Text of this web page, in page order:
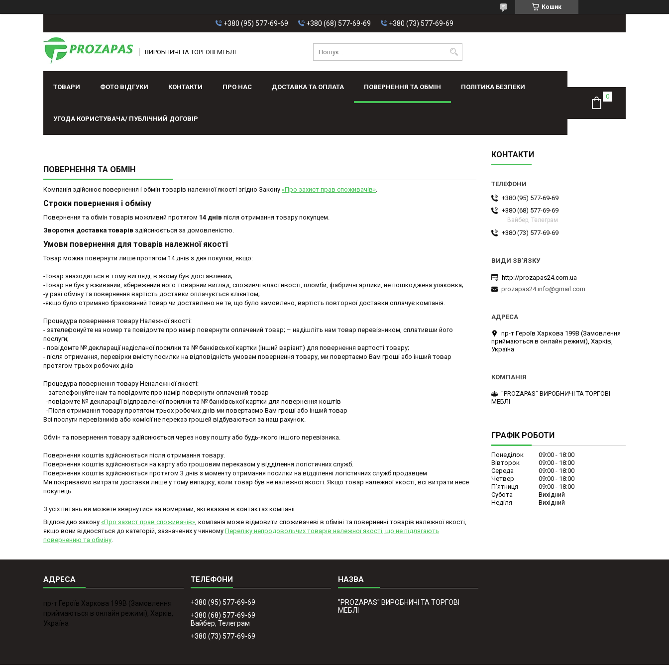
Кошик
+380 (95) 577-69-69 +380 (68) 577-69-69 +380 (73) 577-69-69
ВИРОБНИЧІ ТА ТОРГОВІ МЕБЛІ
ТОВАРИ ФОТО ВІДГУКИ КОНТАКТИ ПРО НАС ДОСТАВКА ТА ОПЛАТА ПОВЕРНЕННЯ ТА ОБМІН ПОЛІТИКА БЕЗПЕКИ
УГОДА КОРИСТУВАЧА/ ПУБЛІЧНИЙ ДОГОВІР
ПОВЕРНЕННЯ ТА ОБМІН
Компанія здійснює повернення і обмін товарів належної якості згідно Закону «Про захист прав споживачів».
Строки повернення і обміну
Повернення та обмін товарів можливий протягом 14 днів після отримання товару покупцем.
Зворотня доставка товарів здійснюється за домовленістю.
Умови повернення для товарів належної якості
Товар можна повернути лише протягом 14 днів з дня покупки, якщо:
-Товар знаходиться в тому вигляді, в якому був доставлений;
-Товар не був у вживаний, збережений його товарний вигляд, споживчі властивості, пломби, фабричні ярлики, не пошкоджена упаковка;
-у разі обміну та повернення вартість доставки оплачується клієнтом;
-якщо було отримано бракований товар чи доставлено не те, що було замовлено, вартість повторної доставки оплачує компанія.
Процедура повернення товару Належної якості:
- зателефонуйте на номер та повідомте про намір повернути оплачений товар; – надішліть нам товар перевізником, сплативши його
послуги;
- повідомте № декларації надісланої посилки та № банківської картки (інший варіант) для повернення вартості товару;
- після отримання, перевірки вмісту посилки на відповідність умовам повернення товару, ми повертаємо Вам гроші або інший товар
протягом трьох робочих днів
Процедура повернення товару Неналежної якості:
Всі послуги перевізників або комісії не переказ грошей відбуваються за наш рахунок.
Обмін та повернення товару здійснюється через нову пошту або будь-якого іншого перевізника.
Повернення коштів здійснюється після отримання товару.
Повернення коштів здійснюється на карту або грошовим переказом у відділення логістичних служб.
Повернення коштів здійснюється протягом 3 днів з моменту отримання посилки на відділенні логістичних служб продавцем
Ми покриваємо витрати доставки лише у тому випадку, коли товар був не належної якості. Якщо товар належної якості, всі витрати несе
покупець.
З усіх питань ви можете звернутися за номерами, які вказані в контактах компанії
Відповідно закону «Про захист прав споживачів», компанія може відмовити споживачеві в обміні та поверненні товарів належної якості,
якщо вони відносяться до категорій, зазначених у чинному Переліку непродовольчих товарів належної якості, що не підлягають
поверненню та обміну.
КОНТАКТИ
+380 (95) 577-69-69
+380 (68) 577-69-69
Вайбер, Телеграм
+380 (73) 577-69-69
http://prozapas24.com.ua
prozapas24.info@gmail.com
пр-т Героїв Харкова 199B (Замовлення
приймаються в онлайн режимі), Харків,
Україна
"PROZAPAS" ВИРОБНИЧІ ТА ТОРГОВІ
МЕБЛІ
ГРАФІК РОБОТИ
Понеділок 09:00
18:00
Вівторок
09:00
18:00
Середа
09:00
18:00
Четвер
09:00
18:00
Пʼятниця
09:00
18:00
Субота
Вихідний
Неділя
Вихідний
пр-т Героїв Харкова 199B (Замовлення
приймаються в онлайн режимі), Харків,
Україна
+380 (95) 577-69-69
+380 (68) 577-69-69
Вайбер, Телеграм
+380 (73) 577-69-69
"PROZAPAS" ВИРОБНИЧІ ТА ТОРГОВІ
МЕБЛІ